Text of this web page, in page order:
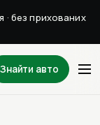
· без прихованих
Знайти авто